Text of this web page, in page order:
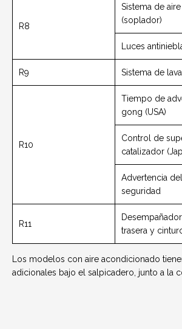
R8
Sistema de
(soplador)
Luces
R9 Sistema de
R10
Tiempo de
gong (USA)
Control de
catalizador
Advertencia
seguridad
R11
trasera y
Los modelos con aire acondicionado
adicionales bajo el salpicadero, junto a la